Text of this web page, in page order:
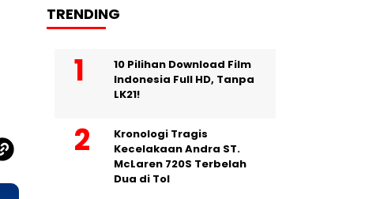
TRENDING
10 Pilihan Download Film
Indonesia Full HD, Tanpa
LK21!
Kronologi Tragis
Kecelakaan Andra ST.
McLaren 720S Terbelah
Dua di Tol